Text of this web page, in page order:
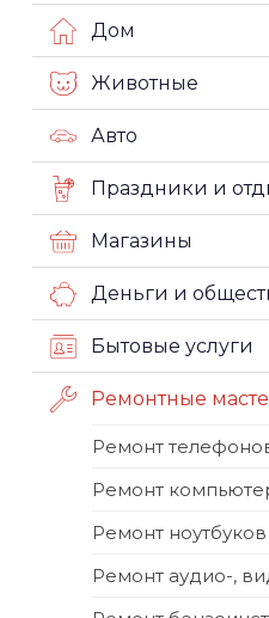
Дом
Животные
Авто
Праздники и
Магазины
Деньги и
Бытовые услуги
Ремонтные
Ремонт
Ремонт
Ремонт ноутбуков
Ремонт аудио-,